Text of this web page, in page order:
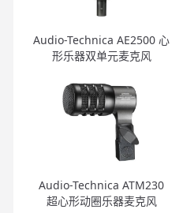
Audio-Technica AE2500 心
形乐器双单元麦克风
Audio-Technica ATM230
超心形动圈乐器麦克风